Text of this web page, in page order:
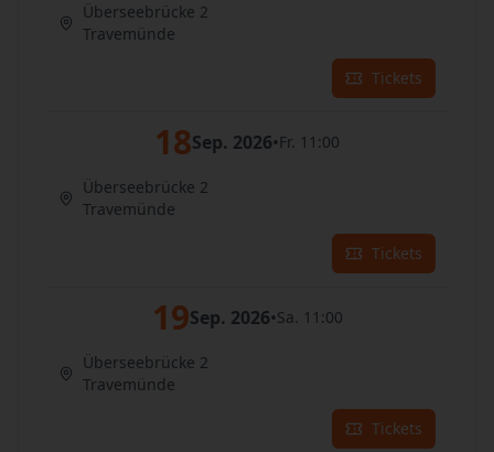
Überseebrücke 2
Travemünde
Tickets
18Sep. 2026•Fr. 11:00
Überseebrücke 2
Travemünde
Tickets
19Sep. 2026•Sa. 11:00
Überseebrücke 2
Travemünde
Tickets